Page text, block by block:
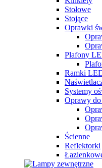
Stołowe
Stojące
Oprawki
Plafony
Ramki
Systemy
Oprawy
Ścienne
Reflektorki